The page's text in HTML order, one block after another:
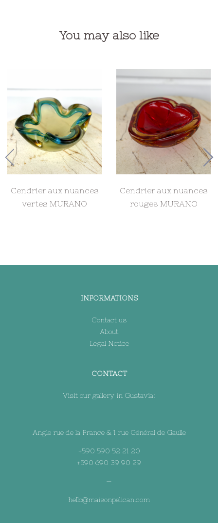
You may also like
Cendrier aux nuances
vertes MURANO
Cendrier aux nuances
rouges MURANO
INFORMATIONS
Contact us
About
Legal Notice
CONTACT
Visit our gallery in Gustavia:
Angle rue de la France & 1 rue Général de Gaulle
+590 590 52 21 20
+590 690 39 90 29
—
hello@maisonpelican.com